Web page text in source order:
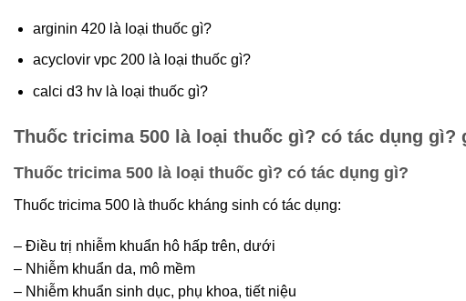
arginin 420 là loại thuốc gì?
acyclovir vpc 200 là loại thuốc gì?
calci d3 hv là loại thuốc gì?
Thuốc tricima 500 là loại thuốc gì? có tác dụng gì?
Thuốc tricima 500 là loại thuốc gì? có tác dụng gì?
Thuốc tricima 500 là thuốc kháng sinh có tác dụng:
– Điều trị nhiễm khuẩn hô hấp trên, dưới
– Nhiễm khuẩn da, mô mềm
– Nhiễm khuẩn sinh dục, phụ khoa, tiết niệu